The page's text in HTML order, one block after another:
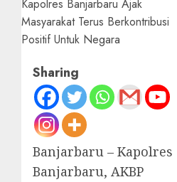
Sharing
Banjarbaru – Kapolres
Banjarbaru, AKBP